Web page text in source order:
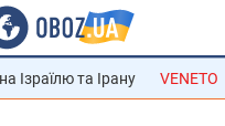
Ізраїлю та Ірану VENETO